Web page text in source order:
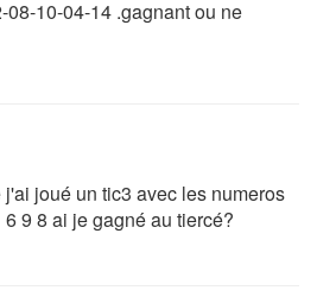
10-04-14 .gagnant ou ne
joué un tic3 avec les numeros
9 8 ai je gagné au tiercé?